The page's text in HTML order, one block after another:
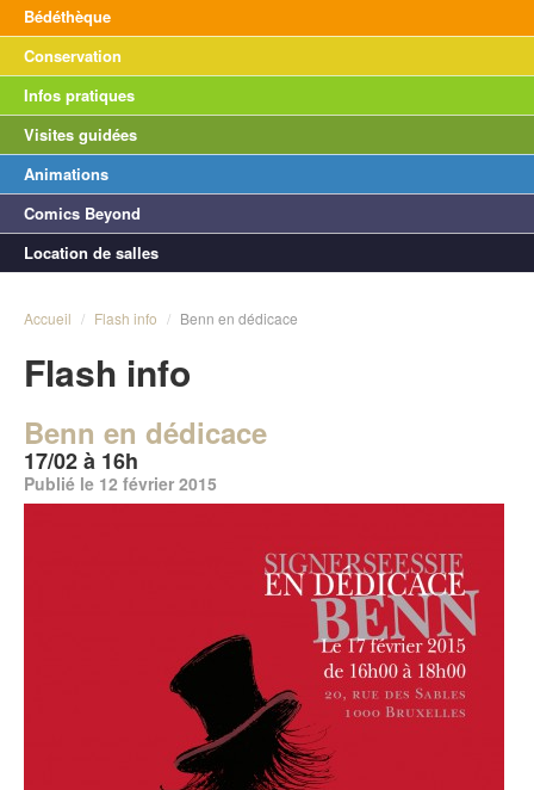
Bédéthèque
Conservation
Infos pratiques
Visites guidées
Animations
Comics Beyond
Location de salles
Accueil / Flash info / Benn en dédicace
Flash info
Benn en dédicace
17/02 à 16h
Publié le 12 février 2015